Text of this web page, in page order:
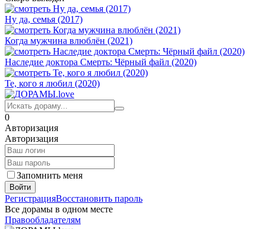
Ну да, семья (2017)
Когда мужчина влюблён (2021)
Наследие доктора Смерть: Чёрный файл (2020)
Те, кого я любил (2020)
0
Авторизация
Авторизация
Запомнить меня
Войти
РегистрацияВосстановить пароль
Все дорамы в одном месте
Правообладателям